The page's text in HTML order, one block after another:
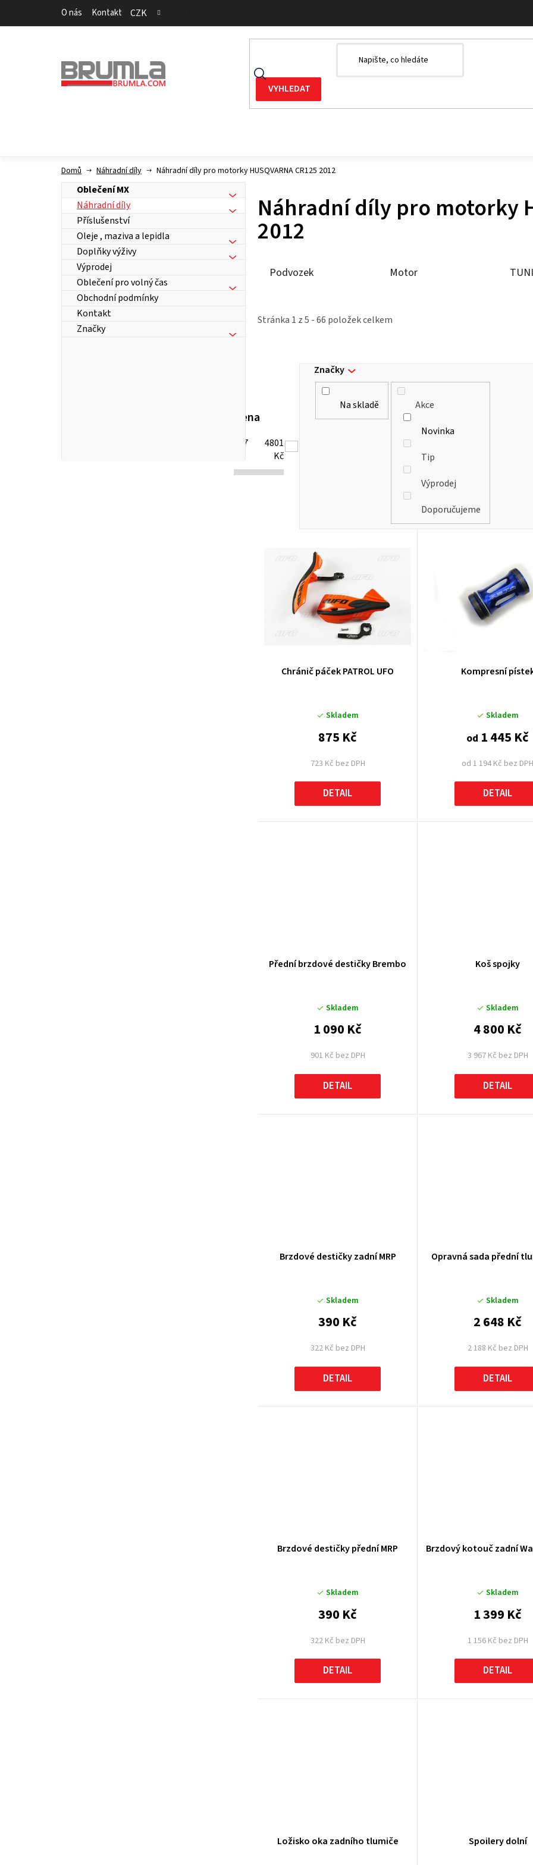
O nás Kontakt CZK
Domů Náhradní díly Náhradní díly pro motorky HUSQVARNA CR125 2012
Oblečení MX
Náhradní díly
Příslušenství
Oleje , maziva a lepidla
Doplňky výživy
Výprodej
Oblečení pro volný čas
Obchodní podmínky
Kontakt
Značky
Náhradní díly pro motorky
2012
Podvozek Motor
Stránka 1 z5 -66 položek celkem
Cena
167
4801
Kč
Na skladě
Akce
Novinka
Tip
Výprodej
Doporučujeme
Značky
ů
Chránič páček PATROL UFO
Skladem
723 Kč bez DPH
875 Kč
DETAIL
Kompresní
Skladem
od 1 194 Kč bez DPH
od 1 445 Kč
DETAIL
Přední brzdové destičky Brembo
Skladem
901 Kč bez DPH
1 090 Kč
DETAIL
Koš spojky
Skladem
3 967 Kč bez DPH
4 800 Kč
DETAIL
Brzdové destičky zadní MRP
Skladem
322 Kč bez DPH
390 Kč
DETAIL
Opravná sada přední
Skladem
2 188 Kč bez DPH
2 648 Kč
DETAIL
Brzdové destičky přední MRP
Skladem
322 Kč bez DPH
390 Kč
DETAIL
Brzdový kotouč zadní
Skladem
1 156 Kč bez DPH
1 399 Kč
DETAIL
Ložisko oka zadního tlumiče Spoilery dolní